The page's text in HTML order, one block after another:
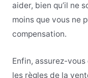
aider, bien qu’il ne
moins que vous ne
compensation.
Enfin, assurez-
les règles de la